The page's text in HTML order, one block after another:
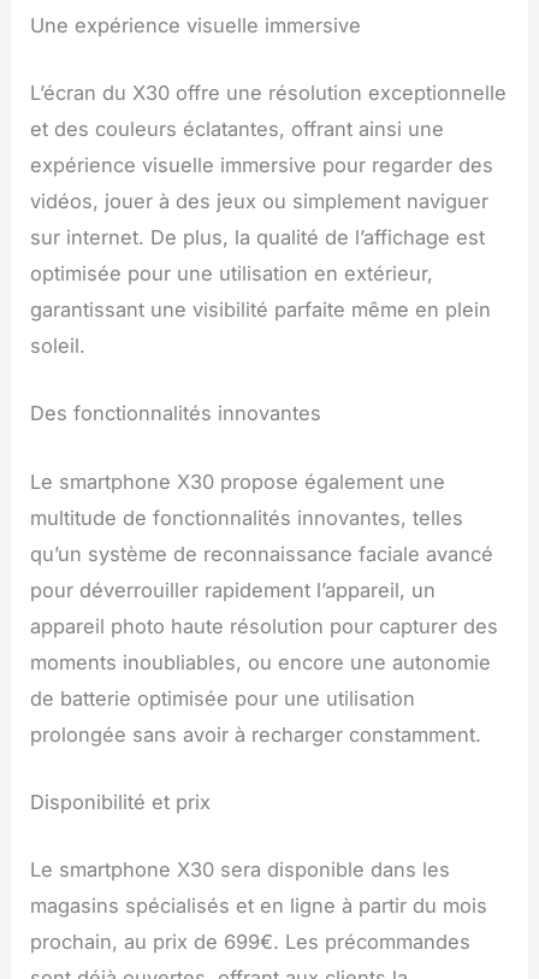
Une expérience visuelle immersive
L’écran du X30 offre une résolution exceptionnelle
et des couleurs éclatantes, offrant ainsi une
expérience visuelle immersive pour regarder des
vidéos, jouer à des jeux ou simplement naviguer
sur internet. De plus, la qualité de l’affichage est
optimisée pour une utilisation en extérieur,
garantissant une visibilité parfaite même en plein
soleil.
Des fonctionnalités innovantes
Le smartphone X30 propose également une
multitude de fonctionnalités innovantes, telles
qu’un système de reconnaissance faciale avancé
pour déverrouiller rapidement l’appareil, un
appareil photo haute résolution pour capturer des
moments inoubliables, ou encore une autonomie
de batterie optimisée pour une utilisation
prolongée sans avoir à recharger constamment.
Disponibilité et prix
Le smartphone X30 sera disponible dans les
magasins spécialisés et en ligne à partir du mois
prochain, au prix de 699€. Les précommandes